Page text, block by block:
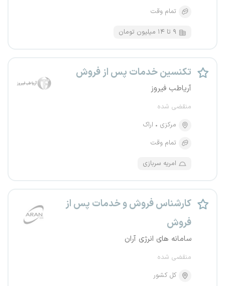
تمام وقت
۹ تا ۱۴ میلیون تومان
تکنسین خدمات پس از فروش
آریاطب فیروز
منقضی شده
مرکزی
اراک
تمام وقت
امریه سربازی
کارشناس فروش و خدمات پس از
فروش
سامانه های انرژی آران
منقضی شده
کل کشور